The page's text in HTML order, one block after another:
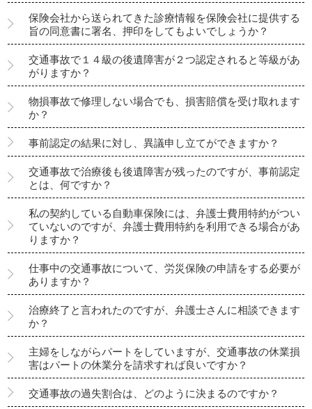
保険会社から送られてきた診療情報を保険会社に提供する
旨の同意書に署名、押印をしてもよいでしょうか？
交通事故で１４級の後遺障害が２つ認定されると等級があ
がりますか？
物損事故で修理しない場合でも、損害賠償を受け取れます
か？
事前認定の結果に対し、異議申し立てができますか？
交通事故で治療後も後遺障害が残ったのですが、事前認定
とは、何ですか？
私の契約している自動車保険には、弁護士費用特約がつい
ていないのですが、弁護士費用特約を利用できる場合があ
りますか？
仕事中の交通事故について、労災保険の申請をする必要が
ありますか？
治療終了と言われたのですが、弁護士さんに相談できます
か？
主婦をしながらパートをしていますが、交通事故の休業損
害はパートの休業分を請求すれば良いですか？
交通事故の過失割合は、どのように決まるのですか？